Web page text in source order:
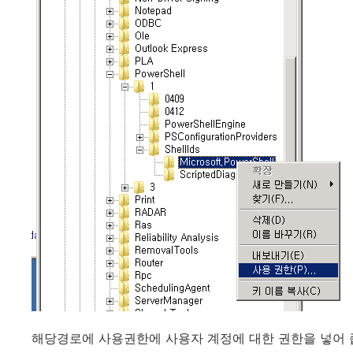
해당경로에 사용권한에 사용자 계정에 대한 권한을 넣어